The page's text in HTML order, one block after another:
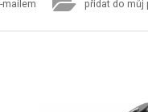
přidat do můj